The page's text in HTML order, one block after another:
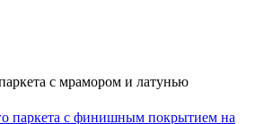
с мрамором и латунью